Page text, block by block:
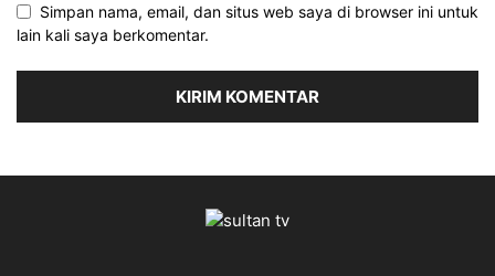
Simpan nama, email, dan situs web saya di browser ini untuk
lain kali saya berkomentar.